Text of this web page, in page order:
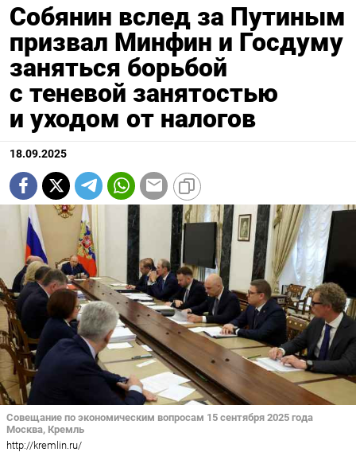
Собянин вслед за Путиным
призвал Минфин и Госдуму
заняться борьбой
с теневой занятостью
и уходом от налогов
18.09.2025
Совещание по экономическим вопросам 15 сентября 2025 года
Москва, Кремль
http://kremlin.ru/